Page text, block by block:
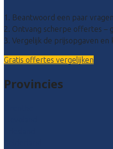
1. Beantwoord een paar vragen
2. Ontvang scherpe offertes –
3. Vergelijk de prijsopgaven en
Gratis offertes vergelijken
Provincies